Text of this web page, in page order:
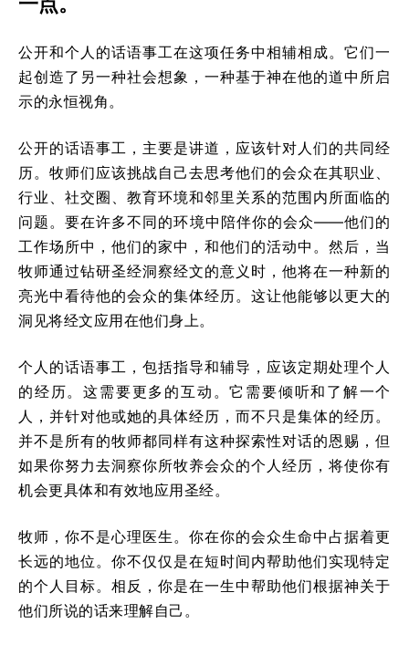
公开和个人的话语事工在这项任务中相辅相成。它们一
起创造了另一种社会想象，一种基于神在他的道中所启
示的永恒视角。
公开的话语事工，主要是讲道，应该针对人们的共同经
历。牧师们应该挑战自己去思考他们的会众在其职业、
行业、社交圈、教育环境和邻里关系的范围内所面临的
问题。要在许多不同的环境中陪伴你的会众——他们的
工作场所中，他们的家中，和他们的活动中。然后，当
牧师通过钻研圣经洞察经文的意义时，他将在一种新的
亮光中看待他的会众的集体经历。这让他能够以更大的
洞见将经文应用在他们身上。
个人的话语事工，包括指导和辅导，应该定期处理个人
的经历。这需要更多的互动。它需要倾听和了解一个
人，并针对他或她的具体经历，而不只是集体的经历。
并不是所有的牧师都同样有这种探索性对话的恩赐，但
如果你努力去洞察你所牧养会众的个人经历，将使你有
机会更具体和有效地应用圣经。
牧师，你不是心理医生。你在你的会众生命中占据着更
长远的地位。你不仅仅是在短时间内帮助他们实现特定
的个人目标。相反，你是在一生中帮助他们根据神关于
他们所说的话来理解自己。